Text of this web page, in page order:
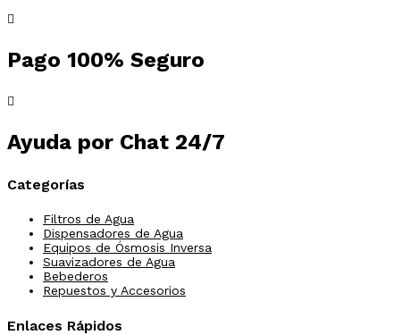
Pago 100% Seguro
Ayuda por Chat 24/7
Categorías
Filtros de Agua
Dispensadores de Agua
Equipos de Ósmosis Inversa
Suavizadores de Agua
Bebederos
Repuestos y Accesorios
Enlaces Rápidos